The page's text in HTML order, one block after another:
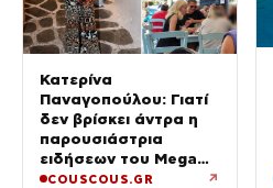
Κατερίνα
Παναγοπούλου: Γιατί
δεν βρίσκει άντρα η
παρουσιάστρια
ειδήσεων του Mega
μετά τον Ντέμη
COUSCOUS.GR ↗